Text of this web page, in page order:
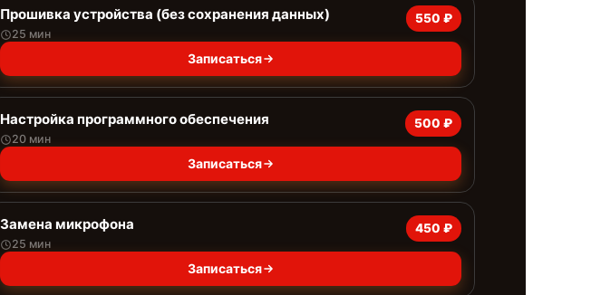
Прошивка устройства (без сохранения данных)
25 мин
550 ₽
Записаться
Настройка программного обеспечения
20 мин
500 ₽
Записаться
Замена микрофона
25 мин
450 ₽
Записаться